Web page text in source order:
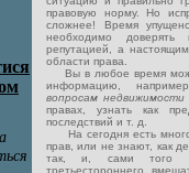
правовую норму. Но
сложнее! Время
необходимо
репутацией, а
области права.
Вы в любое время
информацию,
вопросам
правах, узнать как
последствий и т. д.
На сегодня есть
прав, или не знают, как
так, и, сами того
третьестороннего